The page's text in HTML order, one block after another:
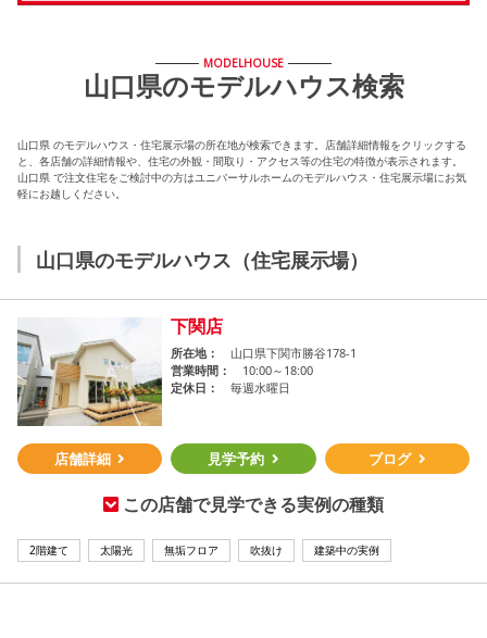
モデルハウス検索・見学予約
シミュレー ション
企業情報
お問い合わせ
MODELHOUSE
山口県のモデルハウス検索
山口県 のモデルハウス・住宅展示場の所在地が検索できます。店舗詳細情報をクリックする
と、各店舗の詳細情報や、住宅の外観・間取り・アクセス等の住宅の特徴が表示されます。
山口県 で注文住宅をご検討中の方はユニバーサルホームのモデルハウス・住宅展示場にお気
軽にお越しください。
山口県のモデルハウス（住宅展示場）
下関店
所在地
山口県下関市勝谷178-1
営業時間
10:00～18:00
定休日
毎週水曜日
店舗詳細 見学予約 ブログ
この店舗で見学できる実例の種類
2階建て 太陽光 無垢フロア 吹抜け 建築中の実例